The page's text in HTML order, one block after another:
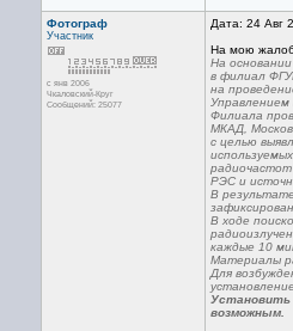
Фотограф
Участник
с янв 2006
Чкаловский-Круг
Сообщений: 25077
Дата: 24 Авг
На мою
На
в филиал
на
Филиала
МКАД,
с целью
радиочастот
РЭС и
В
В ходе
каждые 10
Материалы
Для
Установить
возможным.